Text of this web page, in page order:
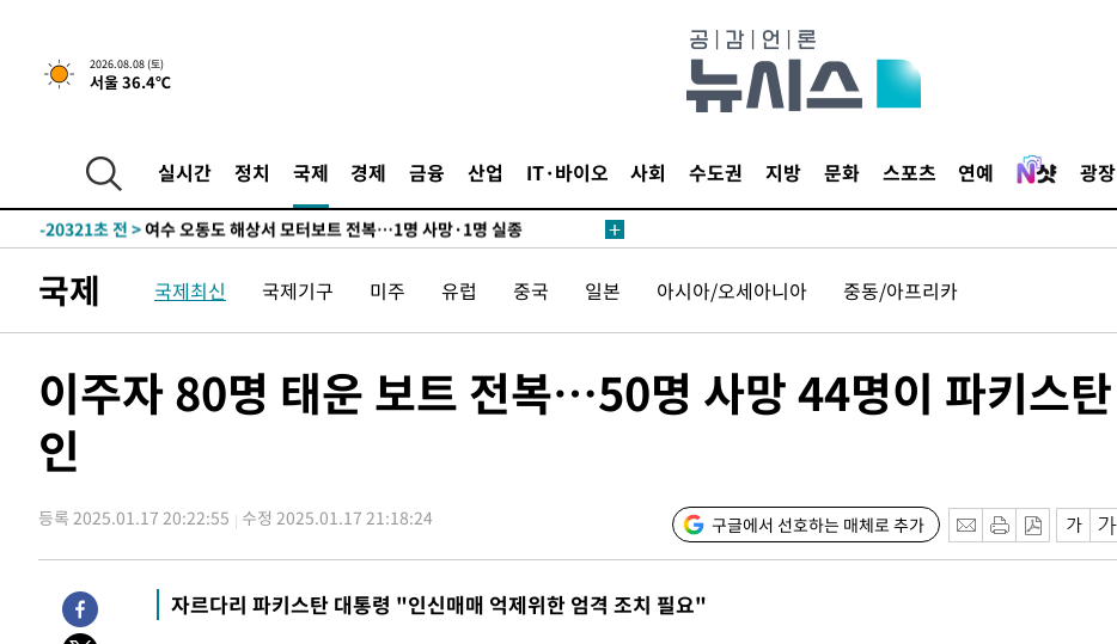
2026.08.08 (토)
서울 36.4℃
실시간 정치 국제 경제 금융 산업 IT·바이오 사회 수도권 지방 문화 스포츠 연예 광장
-29594초 전 >강릉에 시간당 81.4㎜ 물폭탄…도로 잠기고 담벼락 붕괴
-25701초 전 >백운산서 80년근 천종산삼 9뿌리 발견…감정가 1.3억원
-20945초 전 >
남자 농구, 나고야 아시안게임서 '홈팀' 일본과 한일전
-20321초 전 >
-16548초 전 >극한폭염 한풀 꺾이지만…'낮 최고 35도' 무더위, 열대야 계속[다음
-12083초 전 >
[속보]'압수수색·성접대 논란' 축구협회 "실망과 걱정 안겨드려 죄
-704초 전 >'최고 37도' 폭염 지속…강원동해안 최대 150㎜ 비
-29594초 전 >강릉에 시간당 81.4㎜ 물폭탄…도로 잠기고 담벼락 붕괴
-25701초 전 >
-23411초 전 >
-20321초 전 >여수 오동도 해상서 모터보트 전복…1명 사망·1명 실종
-16548초 전 >극한폭염 한풀 꺾이지만…'낮 최고 35도' 무더위, 열대야 계속[다음
주 날씨]
-13566초 전 >
축구협회 "압수수색·성접대 논란 사과…쇄신의 기회로 삼겠다"
-12083초 전 >
국제 국제최신 국제기구 미주 유럽 중국 일본 아시아/오세아니아 중동/아프리카
이주자 80명 태운 보트 전복…50명 사망 44명이 파키스탄
인
등록 2025.01.17 20:22:55 수정 2025.01.17 21:18:24 구글에서 선호하는 매체로 추가
자르다리 파키스탄 대통령 "인신매매 억제위한 엄격 조치 필요"